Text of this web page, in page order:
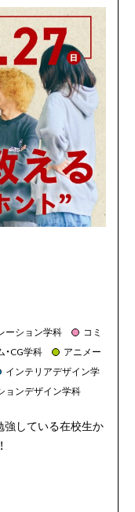
ーション学科
コミ
・CG学科
アニメー
インテリアデザイン学
ョンデザイン学科
強している在校生か